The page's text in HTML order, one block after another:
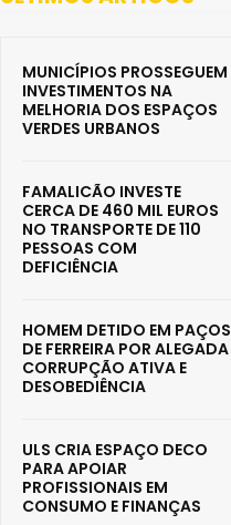
MUNICÍPIOS PROSSEGUEM
INVESTIMENTOS NA
MELHORIA DOS ESPAÇOS
VERDES URBANOS
FAMALICÃO INVESTE
CERCA DE 460 MIL EUROS
NO TRANSPORTE DE 110
PESSOAS COM
DEFICIÊNCIA
HOMEM DETIDO EM PAÇOS
DE FERREIRA POR ALEGADA
CORRUPÇÃO ATIVA E
DESOBEDIÊNCIA
ULS CRIA ESPAÇO DECO
PARA APOIAR
PROFISSIONAIS EM
CONSUMO E FINANÇAS